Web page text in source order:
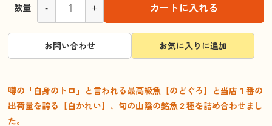
数量 - + カートに入れる
お問い合わせ お気に入りに追加
噂の「白身のトロ」と言われる最高級魚【のどぐろ】と当店１番の
出荷量を誇る【白かれい】、旬の山陰の銘魚２種を詰め合わせまし
た。